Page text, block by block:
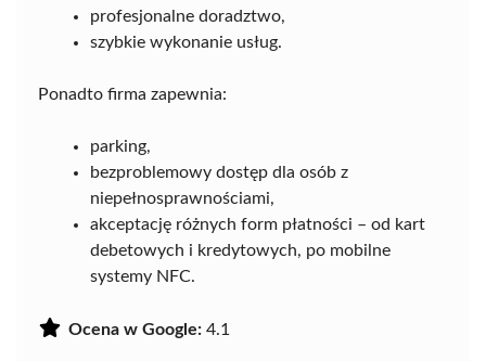
profesjonalne doradztwo,
szybkie wykonanie usług.
Ponadto firma zapewnia:
parking,
bezproblemowy dostęp dla osób z
niepełnosprawnościami,
akceptację różnych form płatności – od kart
debetowych i kredytowych, po mobilne
systemy NFC.
Ocena w Google: 4.1